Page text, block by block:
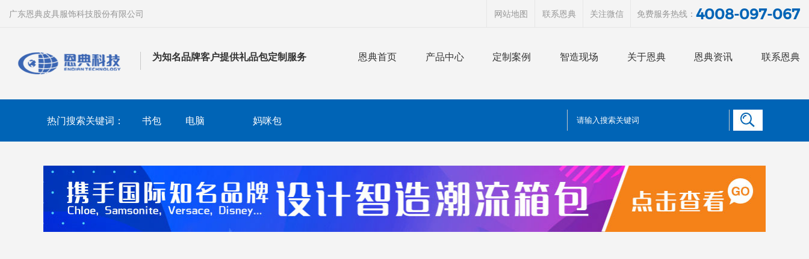
广东恩典皮具服饰科技股份有限公司 网站地图 联系恩典 关注微信 免费服务热线： 4008-097-067
为知名品牌客户提供礼品包定制服务 恩典首页 产品中心 定制案例 智造现场 关于恩典 恩典资讯 联系恩典
热门搜索关键词： 书包 电脑 妈咪包